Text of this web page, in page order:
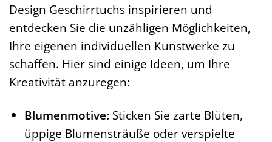
Design Geschirrtuchs inspirieren und
entdecken Sie die unzähligen Möglichkeiten,
Ihre eigenen individuellen Kunstwerke zu
schaffen. Hier sind einige Ideen, um Ihre
Kreativität anzuregen:
Blumenmotive: Sticken Sie zarte Blüten,
üppige Blumensträuße oder verspielte